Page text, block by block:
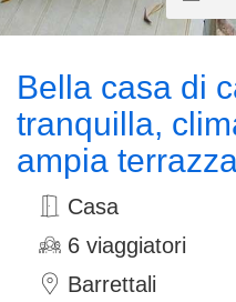
Bella casa di
tranquilla,
ampia
Casa
6 viaggiatori
Barrettali